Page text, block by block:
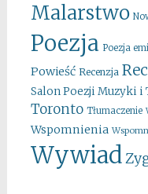
Malarstwo
Poezja Poezja
Powieść Recenzja
Salon Poezji Muzyki i
Toronto Tłumaczenie
Wspomnienia
Wywiad